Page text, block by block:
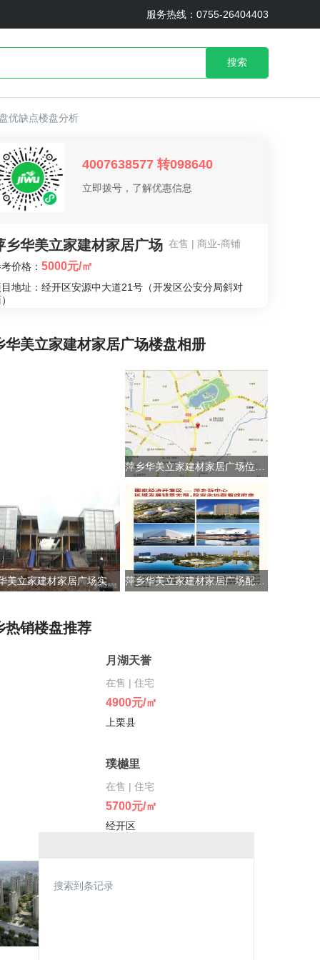
服务热线：0755-26404403
搜索
优缺点楼盘分析
搜索到条记录
4007638577 转098640
立即拨号，了解优惠信息
乡华美立家建材家居广场 在售 | 商业-商铺
价格： 5000元/㎡
地址：经开区安源中大道21号（开发区公安分局斜对
华美立家建材家居广场楼盘相册
萍乡华美立家建材家居广场实景图 萍乡华美立家建材家居广场配套图
热销楼盘推荐
月湖天誉
在售 | 住宅
4900元/㎡
上栗县
璞樾里
在售 | 住宅
5700元/㎡
经开区
在售 | 住宅